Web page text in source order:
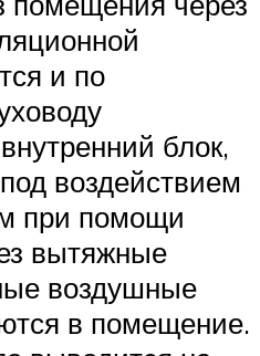
и по
блок,
воздействием
при помощи
вытяжные
воздушные
в помещение.